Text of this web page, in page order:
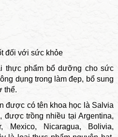
đối với sức khỏe
thực phẩm bổ dưỡng cho sức
dụng trong làm đẹp, bổ sung
thể.
được có tên khoa học là Salvia
được trồng nhiều tại Argentina,
Mexico, Nicaragua, Bolivia,